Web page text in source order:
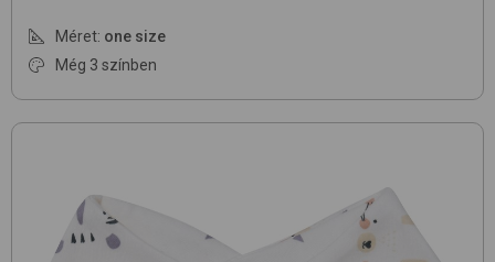
Méret: one size
Még 3 színben